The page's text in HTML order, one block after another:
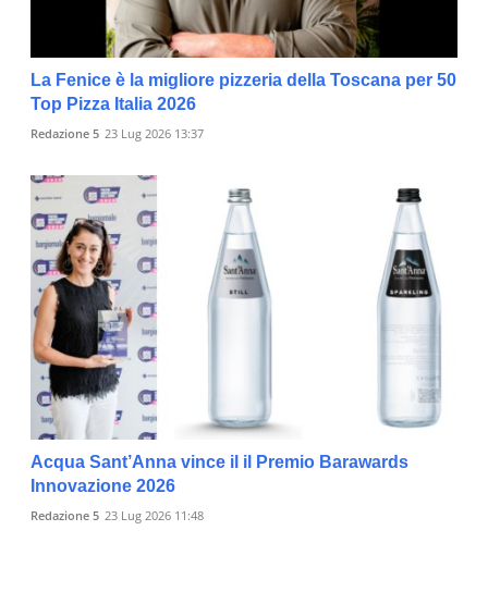
La Fenice è la migliore pizzeria della Toscana per 50
Top Pizza Italia 2026
Redazione 5 23 Lug 2026 13:37
Acqua Sant’Anna vince il il Premio Barawards
Innovazione 2026
Redazione 5 23 Lug 2026 11:48